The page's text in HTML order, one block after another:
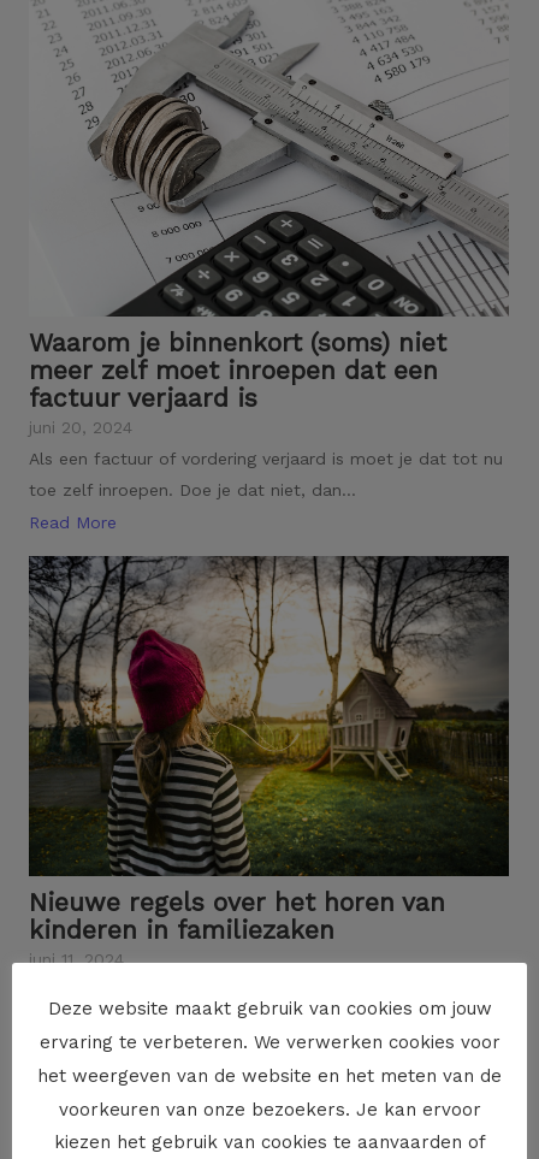
Waarom je binnenkort (soms) niet
meer zelf moet inroepen dat een
factuur verjaard is
juni 20, 2024
Als een factuur of vordering verjaard is moet je dat tot nu
toe zelf inroepen. Doe je dat niet, dan...
Read More
Nieuwe regels over het horen van
kinderen in familiezaken
juni 11, 2024
minderjarige kinderen ter discussie. Moeten of kunnen die
kinderen in zo’n geval...
Read More
Deze website maakt gebruik van cookies om jouw
ervaring te verbeteren. We verwerken cookies voor
het weergeven van de website en het meten van de
voorkeuren van onze bezoekers. Je kan ervoor
kiezen het gebruik van cookies te aanvaarden of